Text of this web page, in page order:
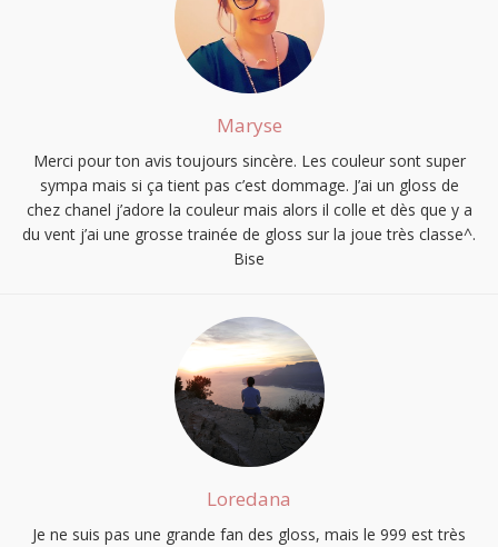
Maryse
Merci pour ton avis toujours sincère. Les couleur sont super
sympa mais si ça tient pas c’est dommage. J’ai un gloss de
chez chanel j’adore la couleur mais alors il colle et dès que y a
du vent j’ai une grosse trainée de gloss sur la joue très classe^.
Bise
Loredana
Je ne suis pas une grande fan des gloss, mais le 999 est très